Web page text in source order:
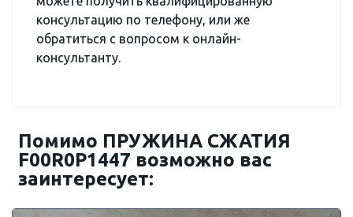
консультацию по телефону, или же
обратиться с вопросом к онлайн-
консультанту.
Помимо ПРУЖИНА СЖАТИЯ
F00R0P1447 возможно вас
заинтересует: